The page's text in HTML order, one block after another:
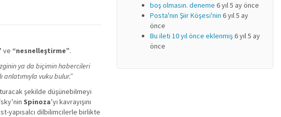
ve “nesnelleştirme”.
ya da biçimin habercileri
vuku bulur.”
şekilde düşünebilmeyi
Spinoza’yı kavrayışını
yapısalcı dilbilimcilerle birlikte
boş olmasın. deneme 6 yıl 5 ay önce
Posta'nın Şiir Köşesi'nin 6 yıl 5 ay
önce
Bu ileti 10 yıl önce eklenmiş6 yıl 5 ay
önce